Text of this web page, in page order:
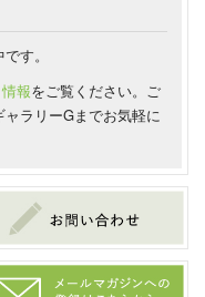
す。
報をご覧ください。ご
ラリーGまでお気軽に